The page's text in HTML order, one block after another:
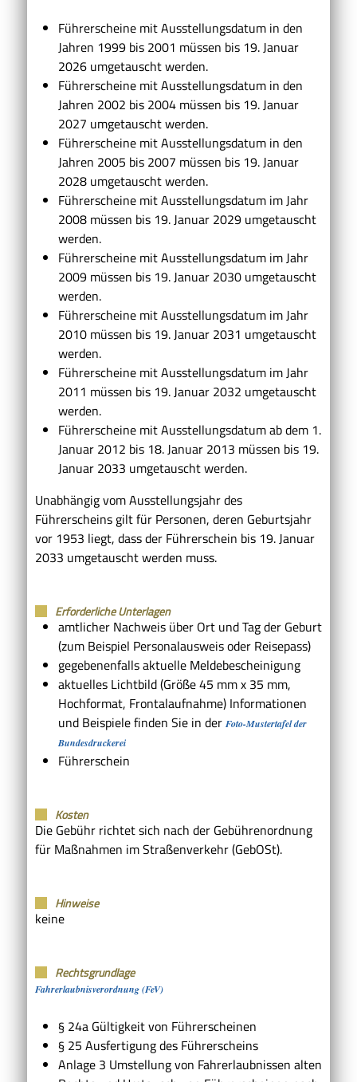
Führerscheine mit Ausstellungsdatum in den
Jahren 1999 bis 2001 müssen bis 19. Januar
2026 umgetauscht werden.
Führerscheine mit Ausstellungsdatum in den
Jahren 2002 bis 2004 müssen bis 19. Januar
2027 umgetauscht werden.
Führerscheine mit Ausstellungsdatum in den
Jahren 2005 bis 2007 müssen bis 19. Januar
2028 umgetauscht werden.
Führerscheine mit Ausstellungsdatum im Jahr
2008 müssen bis 19. Januar 2029 umgetauscht
werden.
Führerscheine mit Ausstellungsdatum im Jahr
2009 müssen bis 19. Januar 2030 umgetauscht
werden.
Führerscheine mit Ausstellungsdatum im Jahr
2010 müssen bis 19. Januar 2031 umgetauscht
werden.
Führerscheine mit Ausstellungsdatum im Jahr
2011 müssen bis 19. Januar 2032 umgetauscht
werden.
Führerscheine mit Ausstellungsdatum ab dem 1.
Januar 2012 bis 18. Januar 2013 müssen bis 19.
Januar 2033 umgetauscht werden.
Unabhängig vom Ausstellungsjahr des
Führerscheins gilt für Personen, deren Geburtsjahr
vor 1953 liegt, dass der Führerschein bis 19. Januar
2033 umgetauscht werden muss.
Erforderliche Unterlagen
amtlicher Nachweis über Ort und Tag der Geburt
(zum Beispiel Personalausweis oder Reisepass)
gegebenenfalls aktuelle Meldebescheinigung
aktuelles Lichtbild (Größe 45 mm x 35 mm,
Hochformat, Frontalaufnahme) Informationen
und Beispiele finden Sie in der Foto-Mustertafel der
Bundesdruckerei
Führerschein
Kosten
Die Gebühr richtet sich nach der Gebührenordnung
für Maßnahmen im Straßenverkehr (GebOSt).
Hinweise
keine
Rechtsgrundlage
Fahrerlaubnisverordnung (FeV)
§ 24a Gültigkeit von Führerscheinen
§ 25 Ausfertigung des Führerscheins
Anlage 3 Umstellung von Fahrerlaubnissen alten